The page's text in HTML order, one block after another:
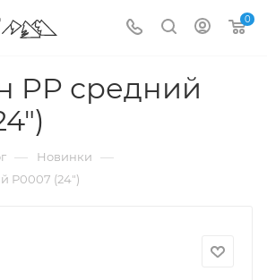
0
PP средний
— Новинки —
Р0007 (24")